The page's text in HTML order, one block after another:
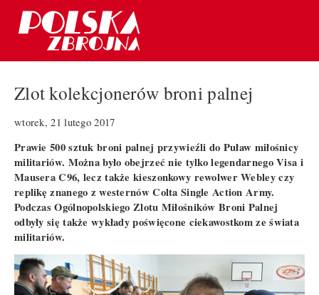
Zlot kolekcjonerów broni palnej
wtorek, 21 lutego 2017
Prawie 500 sztuk broni palnej przywieźli do Puław miłośnicy
militariów. Można było obejrzeć nie tylko legendarnego Visa i
Mausera C96, lecz także kieszonkowy rewolwer Webley czy
replikę znanego z westernów Colta Single Action Army.
Podczas Ogólnopolskiego Zlotu Miłośników Broni Palnej
odbyły się także wykłady poświęcone ciekawostkom ze świata
militariów.